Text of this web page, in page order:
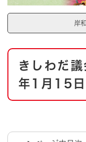
岸
本
きしわだ
年1月15